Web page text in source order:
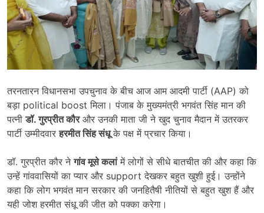
तरनतारन विधानसभा उपचुनाव के बीच आज आम आदमी पार्टी (AAP) को
बड़ा political boost मिला। पंजाब के मुख्यमंत्री भगवंत सिंह मान की
पत्नीडॉ. गुरप्रीत कौरऔर उनकी माता जी ने खुद चुनाव मैदान में उतरकर
पार्टी उम्मीदवारहरमीत सिंह संधूके पक्ष में प्रचार किया।
डॉ. गुरप्रीत कौर नेगांव मूसे कलांमें लोगों से सीधे बातचीत की और कहा कि
उन्हें गांववासियों का प्यार और support देखकर बहुत खुशी हुई। उन्होंने
कहा कि लोग भगवंत मान सरकार की जनहितैषी नीतियों से बहुत खुश हैं और
यही जोश हरमीत संधू की जीत को पक्का करेगा।